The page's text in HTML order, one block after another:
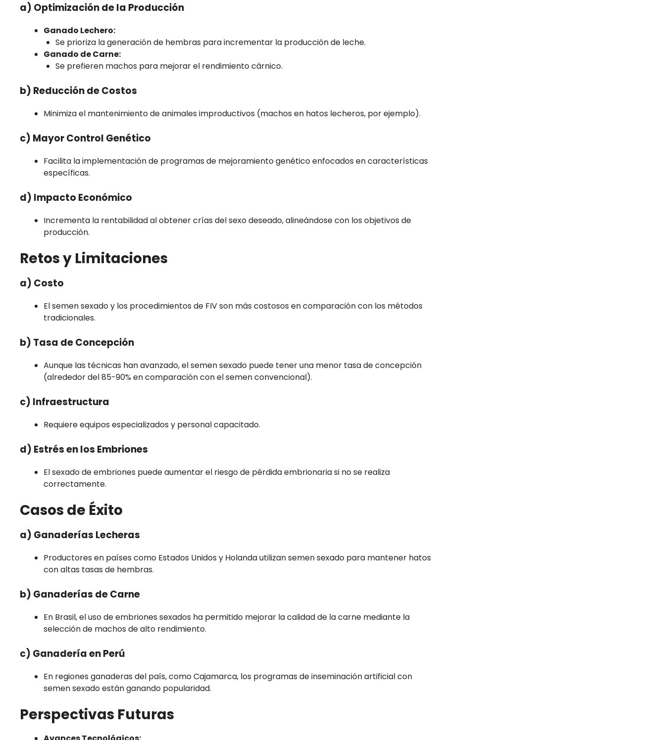
a) Optimización de la Producción
Ganado Lechero:
Se prioriza la generación de hembras para incrementar la producción de leche.
Ganado de Carne:
Se prefieren machos para mejorar el rendimiento cárnico.
b) Reducción de Costos
Minimiza el mantenimiento de animales improductivos (machos en hatos lecheros, por ejemplo).
c) Mayor Control Genético
Facilita la implementación de programas de mejoramiento genético enfocados en características
específicas.
d) Impacto Económico
Incrementa la rentabilidad al obtener crías del sexo deseado, alineándose con los objetivos de
producción.
Retos y Limitaciones
a) Costo
El semen sexado y los procedimientos de FIV son más costosos en comparación con los métodos
tradicionales.
b) Tasa de Concepción
Aunque las técnicas han avanzado, el semen sexado puede tener una menor tasa de concepción
(alrededor del 85-90% en comparación con el semen convencional).
c) Infraestructura
Requiere equipos especializados y personal capacitado.
d) Estrés en los Embriones
El sexado de embriones puede aumentar el riesgo de pérdida embrionaria si no se realiza
correctamente.
Casos de Éxito
a) Ganaderías Lecheras
Productores en países como Estados Unidos y Holanda utilizan semen sexado para mantener hatos
con altas tasas de hembras.
b) Ganaderías de Carne
En Brasil, el uso de embriones sexados ha permitido mejorar la calidad de la carne mediante la
selección de machos de alto rendimiento.
c) Ganadería en Perú
En regiones ganaderas del país, como Cajamarca, los programas de inseminación artificial con
semen sexado están ganando popularidad.
Perspectivas Futuras